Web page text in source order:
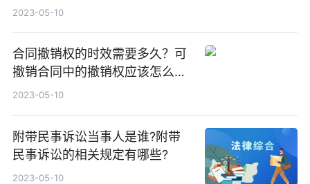
2023-05-10
合同撤销权的时效需要多久？可
撤销合同中的撤销权应该怎么行
使？
2023-05-10
附带民事诉讼当事人是谁?附带
民事诉讼的相关规定有哪些?
2023-05-10